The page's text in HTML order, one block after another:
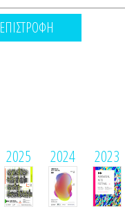
ΕΠΙΣΤΡΟΦΗ
2025 2024 2023